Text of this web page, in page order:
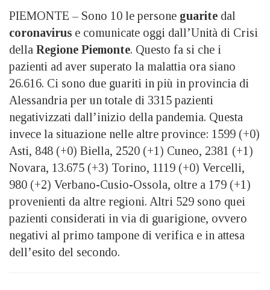
PIEMONTE – Sono 10 le persone guarite dal
coronavirus e comunicate oggi dall’Unità di Crisi
della Regione Piemonte. Questo fa si che i
pazienti ad aver superato la malattia ora siano
26.616. Ci sono due guariti in più in provincia di
Alessandria per un totale di 3315 pazienti
negativizzati dall’inizio della pandemia. Questa
invece la situazione nelle altre province: 1599 (+0)
Asti, 848 (+0) Biella, 2520 (+1) Cuneo, 2381 (+1)
Novara, 13.675 (+3) Torino, 1119 (+0) Vercelli,
980 (+2) Verbano-Cusio-Ossola, oltre a 179 (+1)
provenienti da altre regioni. Altri 529 sono quei
pazienti considerati in via di guarigione, ovvero
negativi al primo tampone di verifica e in attesa
dell’esito del secondo.